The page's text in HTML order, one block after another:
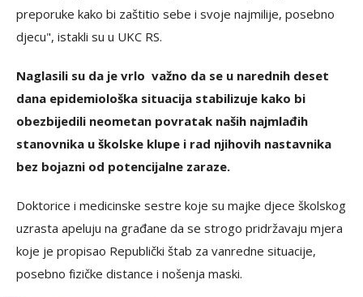
preporuke kako bi zaštitio sebe i svoje najmilije, posebno
djecu", istakli su u UKC RS.
Naglasili su da je vrlo važno da se u narednih deset
dana epidemiološka situacija stabilizuje kako bi
obezbijedili neometan povratak naših najmlađih
stanovnika u školske klupe i rad njihovih nastavnika
bez bojazni od potencijalne zaraze.
Doktorice i medicinske sestre koje su majke djece školskog
uzrasta apeluju na građane da se strogo pridržavaju mjera
koje je propisao Republički štab za vanredne situacije,
posebno fizičke distance i nošenja maski.